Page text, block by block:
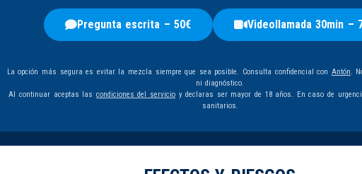
Pregunta escrita – 50€ Videollamada 30min –
La opción más segura es evitar la mezcla siempre que sea posible. Consulta confidencial con Antón.
ni diagnóstico.
Al continuar aceptas las condiciones del servicio y declaras ser mayor de 18 años. En caso de
sanitarios.